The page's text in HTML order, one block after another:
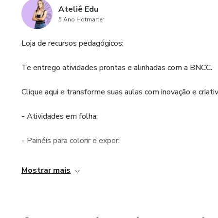
Ateliê Edu
5 Ano Hotmarter
Loja de recursos pedagógicos:
Te entrego atividades prontas e alinhadas com a BNCC.
Clique aqui e transforme suas aulas com inovação e
- Atividades em folha;
- Painéis para colorir e expor;
- Jogos educativos;
Mostrar mais